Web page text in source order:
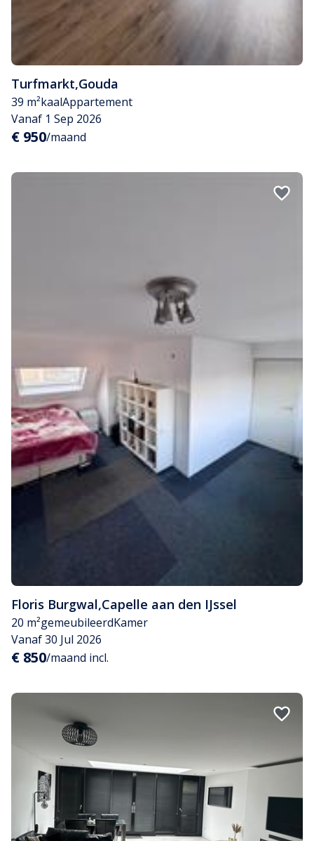
Turfmarkt,Gouda
39 m²kaalAppartement
Vanaf 1 Sep 2026
€ 950/maand
Floris Burgwal,Capelle aan den IJssel
20 m²gemeubileerdKamer
Vanaf 30 Jul 2026
€ 850/maand incl.